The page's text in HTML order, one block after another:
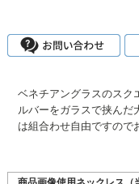
ベネチアングラスのスク
ルバーをガラスで挟んだ
は組合わせ自由ですので